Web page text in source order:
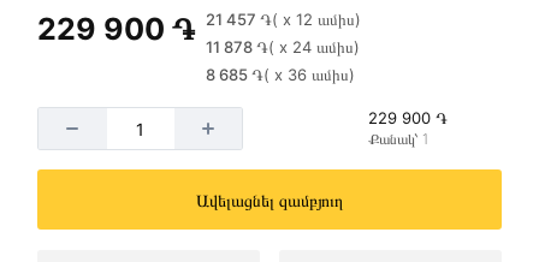
229 900 ֏ 21 457 ֏( x 12 ամիս)
11 878 ֏( x 24 ամիս)
8 685 ֏( x 36 ամիս)
229 900 ֏
Քանակ՝ 1
Ավելացնել զամբյուղ